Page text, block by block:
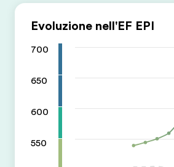
Evoluzione nell'EF EPI
700
650
600
550